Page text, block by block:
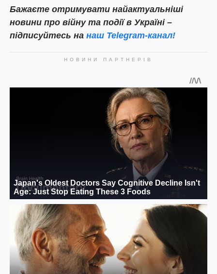
Бажаєте отримувати найактуальніші
новини про війну та події в Україні –
підписуйтесь на наш Telegram-канал!